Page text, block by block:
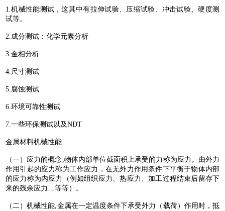
1.机械性能测试，这其中有拉伸试验、压缩试验、冲击试验、硬度测
试等。
2.成分测试：化学元素分析
3.金相分析
4.尺寸测试
5.腐蚀测试
6.环境可靠性测试
7.一些环保测试以及NDT
金属材料机械性能
（一）应力的概念,物体内部单位截面积上承受的力称为应力。由外力
作用引起的应力称为工作应力，在无外力作用条件下平衡于物体内部
的应力称为内应力（例如组织应力、热应力、加工过程结束后留存下
来的残余应力…等等）。
（二）机械性能,金属在一定温度条件下承受外力（载荷）作用时，抵